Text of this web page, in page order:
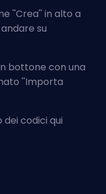
''Crea'' in alto a
su
bottone con una
''Importa
codici qui